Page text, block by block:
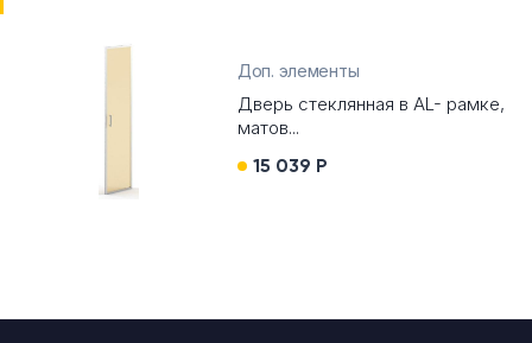
Доп. элементы
Дверь стеклянная в AL- рамке,
матов...
15 039 Р